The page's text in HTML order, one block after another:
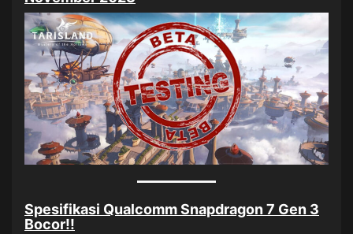
Spesifikasi Qualcomm Snapdragon 7 Gen 3
Bocor!!